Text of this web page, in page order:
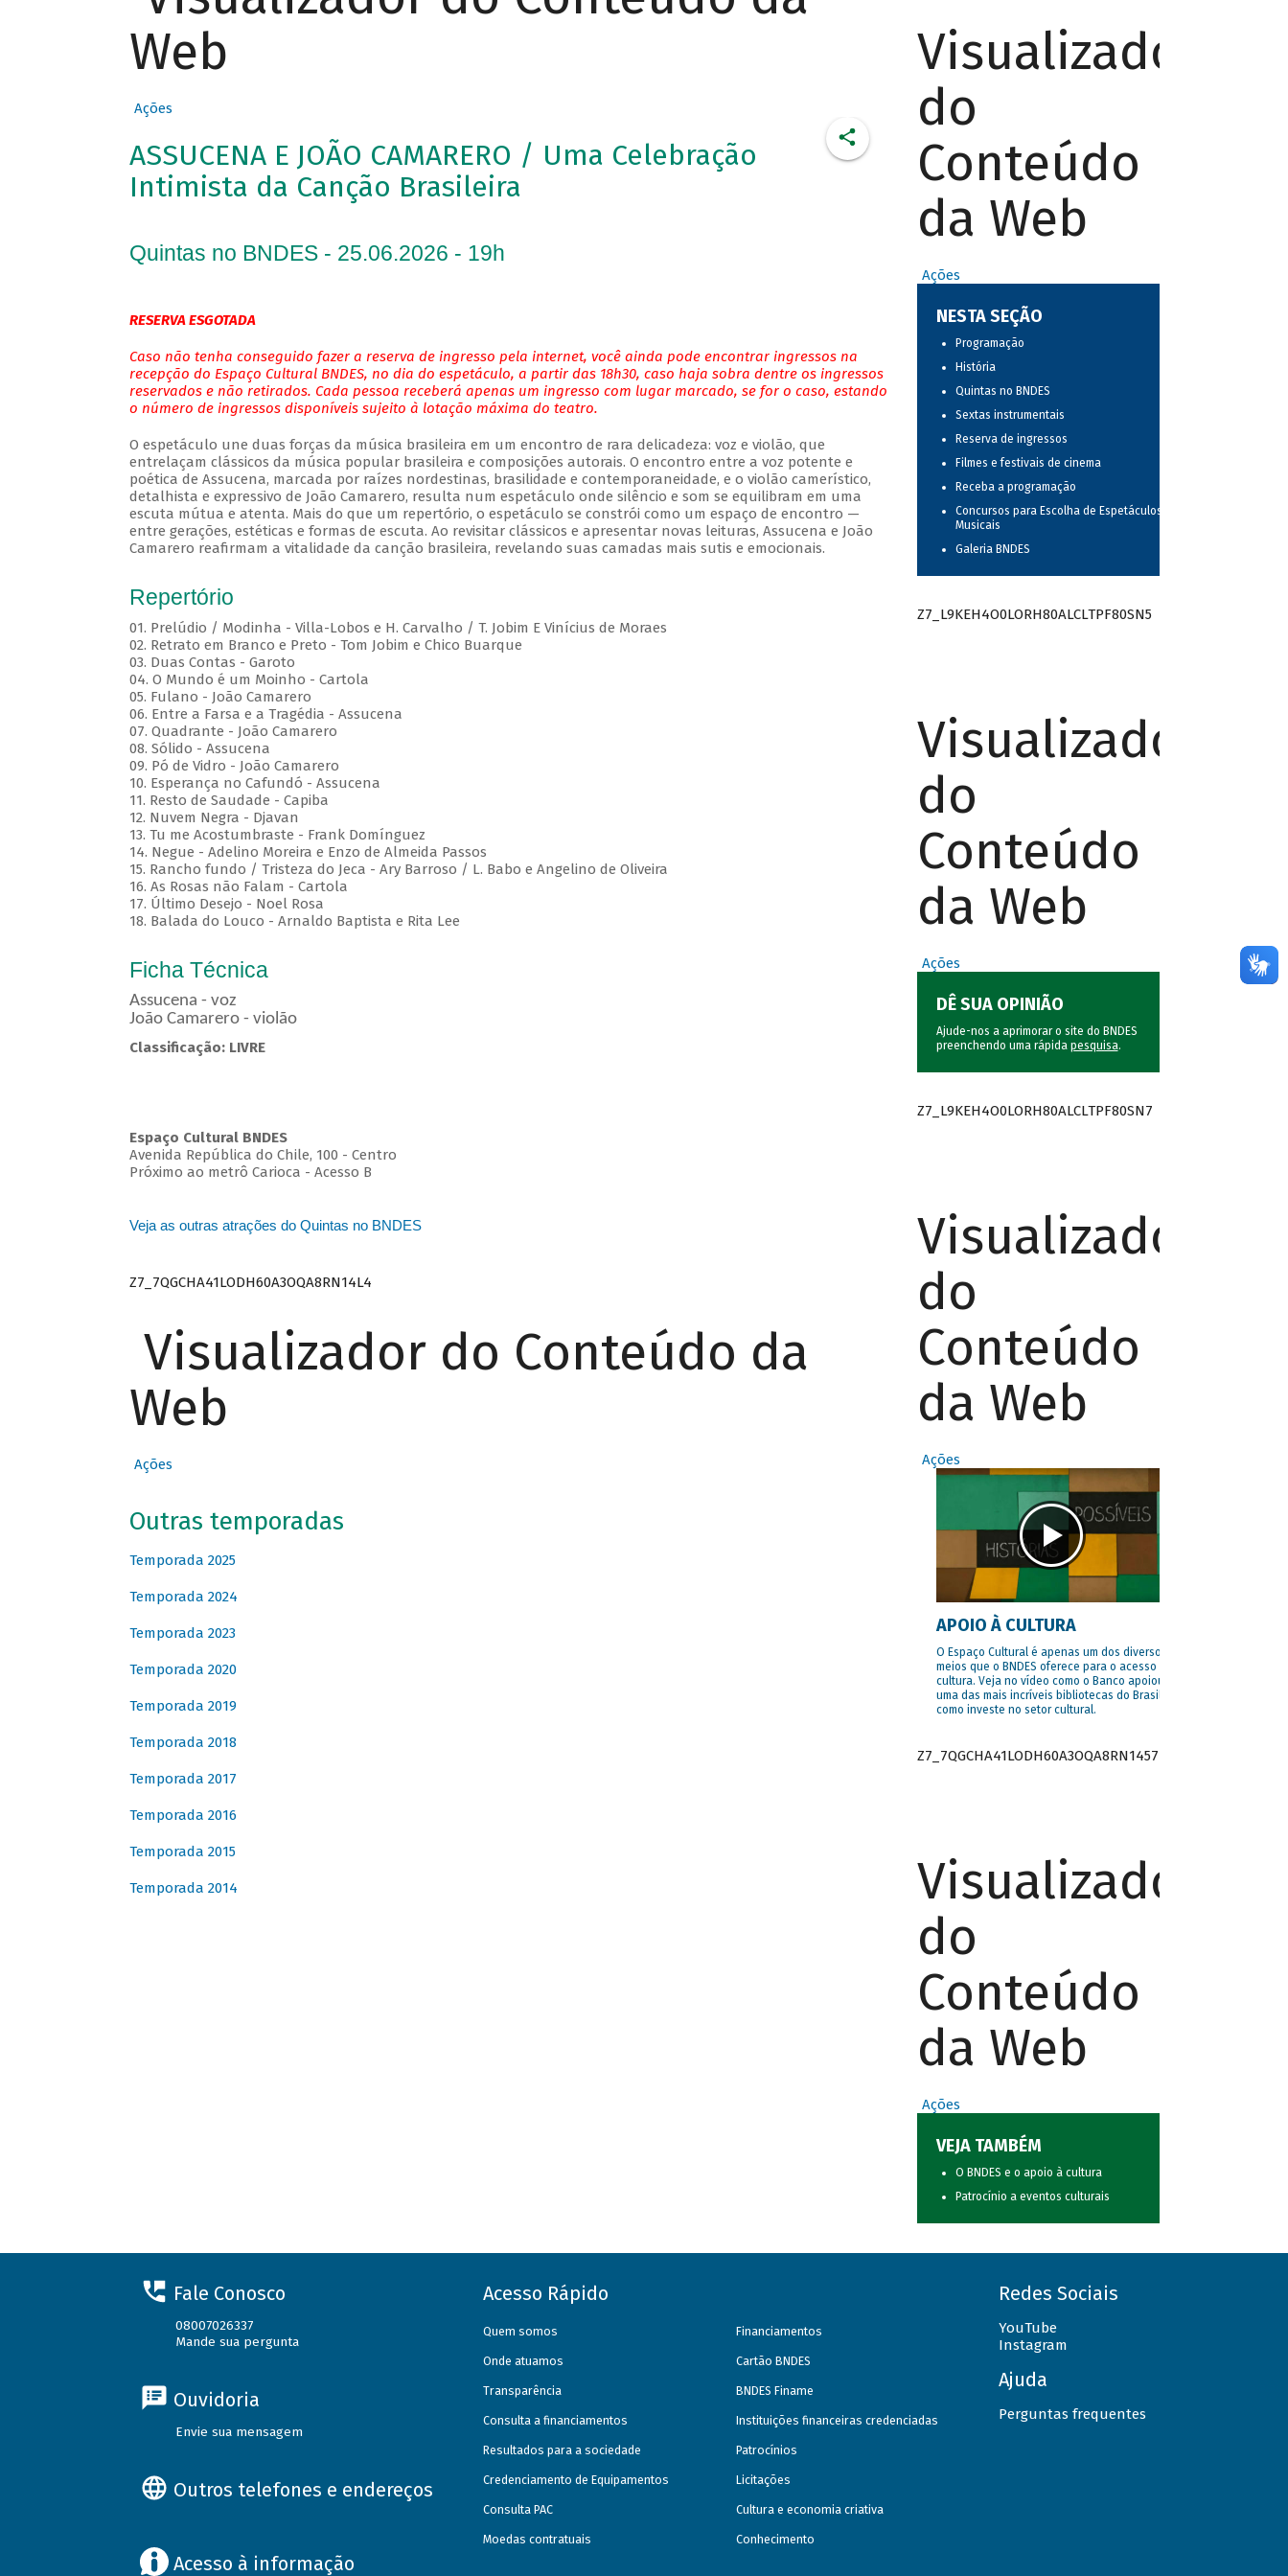
Web
Ações
ASSUCENA E JOÃO CAMARERO / Uma Celebração
Intimista da Canção Brasileira
Quintas no BNDES - 25.06.2026 - 19h
RESERVA ESGOTADA
Caso não tenha conseguido fazer a reserva de ingresso pela internet, você ainda pode encontrar ingressos na
recepção do Espaço Cultural BNDES, no dia do espetáculo, a partir das 18h30, caso haja sobra dentre os ingressos
reservados e não retirados. Cada pessoa receberá apenas um ingresso com lugar marcado, se for o caso, estando
o número de ingressos disponíveis sujeito à lotação máxima do teatro.
O espetáculo une duas forças da música brasileira em um encontro de rara delicadeza: voz e violão, que
entrelaçam clássicos da música popular brasileira e composições autorais. O encontro entre a voz potente e
poética de Assucena, marcada por raízes nordestinas, brasilidade e contemporaneidade, e o violão camerístico,
detalhista e expressivo de João Camarero, resulta num espetáculo onde silêncio e som se equilibram em uma
escuta mútua e atenta. Mais do que um repertório, o espetáculo se constrói como um espaço de encontro —
entre gerações, estéticas e formas de escuta. Ao revisitar clássicos e apresentar novas leituras, Assucena e João
Camarero reafirmam a vitalidade da canção brasileira, revelando suas camadas mais sutis e emocionais.
Repertório
01. Prelúdio / Modinha - Villa-Lobos e H. Carvalho / T. Jobim E Vinícius de Moraes
02. Retrato em Branco e Preto - Tom Jobim e Chico Buarque
03. Duas Contas - Garoto
04. O Mundo é um Moinho - Cartola
05. Fulano - João Camarero
06. Entre a Farsa e a Tragédia - Assucena
07. Quadrante - João Camarero
08. Sólido - Assucena
09. Pó de Vidro - João Camarero
10. Esperança no Cafundó - Assucena
11. Resto de Saudade - Capiba
12. Nuvem Negra - Djavan
13. Tu me Acostumbraste - Frank Domínguez
14. Negue - Adelino Moreira e Enzo de Almeida Passos
15. Rancho fundo / Tristeza do Jeca - Ary Barroso / L. Babo e Angelino de Oliveira
16. As Rosas não Falam - Cartola
17. Último Desejo - Noel Rosa
18. Balada do Louco - Arnaldo Baptista e Rita Lee
Ficha Técnica
Assucena - voz
João Camarero - violão
Classificação: LIVRE
Espaço Cultural BNDES
Avenida República do Chile, 100 - Centro
Próximo ao metrô Carioca - Acesso B
Veja as outras atrações do Quintas no BNDES
Z7_7QGCHA41LODH60A3OQA8RN14L4
Visualizador do Conteúdo da
Web
Ações
Outras temporadas
Temporada 2025
Temporada 2024
Temporada 2023
Temporada 2020
Temporada 2019
Temporada 2018
Temporada 2017
Temporada 2016
Temporada 2015
Temporada 2014
Visualizador
do
Conteúdo
da Web
Ações
NESTA SEÇÃO
Programação
História
Quintas no BNDES
Sextas instrumentais
Reserva de ingressos
Filmes e festivais de cinema
Receba a programação
Concursos para Escolha de Espetáculos
Musicais
Galeria BNDES
Z7_L9KEH4O0LORH80ALCLTPF80SN5
Visualizador
do
Conteúdo
da Web
Ações
DÊ SUA OPINIÃO
Ajude-nos a aprimorar o site do BNDES
preenchendo uma rápida pesquisa.
Z7_L9KEH4O0LORH80ALCLTPF80SN7
Visualizador
do
Conteúdo
da Web
Ações
APOIO À CULTURA
O Espaço Cultural é apenas um dos diversos
meios que o BNDES oferece para o acesso à
cultura. Veja no vídeo como o Banco apoiou
uma das mais incríveis bibliotecas do Brasil e
como investe no setor cultural.
Z7_7QGCHA41LODH60A3OQA8RN1457
Visualizador
do
Conteúdo
da Web
Ações
VEJA TAMBÉM
O BNDES e o apoio à cultura
Patrocínio a eventos culturais
Fale Conosco
08007026337
Mande sua pergunta
Ouvidoria
Envie sua mensagem
Outros telefones e endereços
Acesso à informação
Acesso Rápido
Quem somos
Onde atuamos
Transparência
Consulta a financiamentos
Resultados para a sociedade
Credenciamento de Equipamentos
Consulta PAC
Moedas contratuais
Financiamentos
Cartão BNDES
BNDES Finame
Instituições financeiras credenciadas
Patrocínios
Licitações
Cultura e economia criativa
Conhecimento
Redes Sociais
YouTube
Instagram
Ajuda
Perguntas frequentes